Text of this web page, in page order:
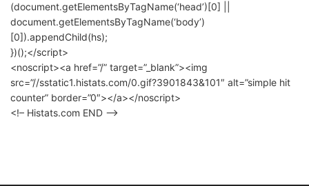
(document.getElementsByTagName(‘head’)[0] ||
document.getElementsByTagName(‘body’)
[0]).appendChild(hs);
})();</script>
<noscript><a href=”/” target=”_blank”><img
src=”//sstatic1.histats.com/0.gif?3901843&101″ alt=”simple hit
counter” border=”0″></a></noscript>
<!– Histats.com END –>